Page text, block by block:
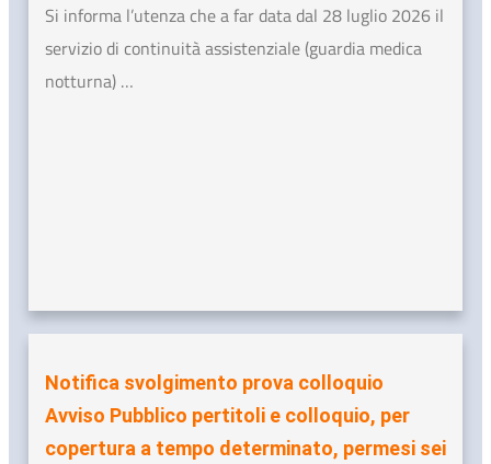
Si informa l’utenza che a far data dal 28 luglio 2026 il
servizio di continuità assistenziale (guardia medica
notturna) …
Notifica svolgimento prova colloquio
Avviso Pubblico pertitoli e colloquio, per
copertura a tempo determinato, permesi sei